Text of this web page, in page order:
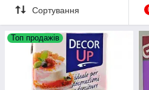
Сортування
Топ продажів